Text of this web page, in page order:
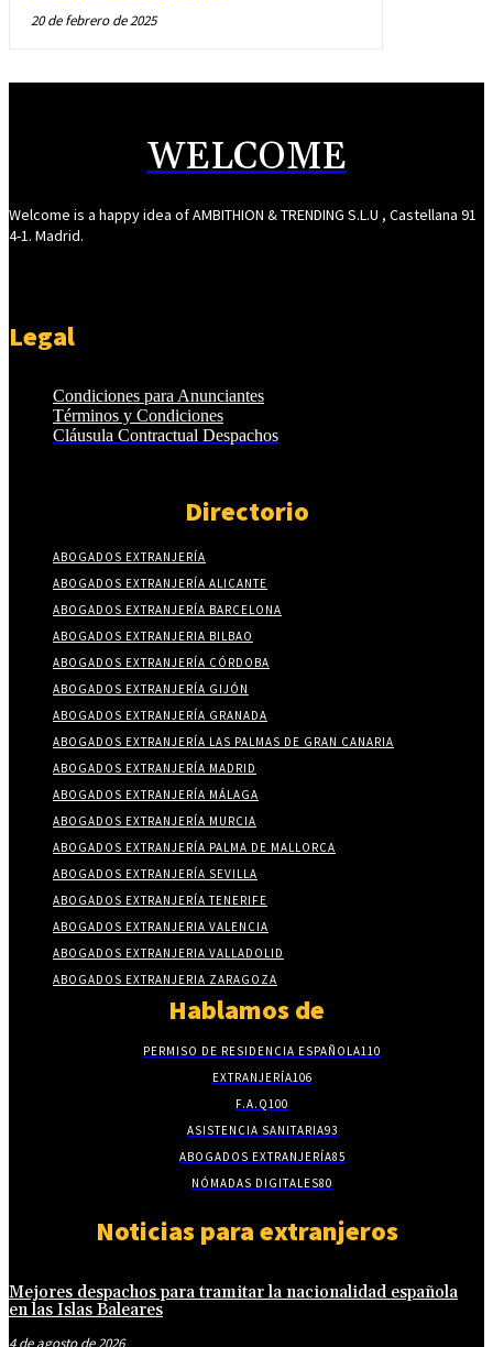
20 de febrero de 2025
WELCOME
Welcome is a happy idea of AMBITHION & TRENDING S.L.U , Castellana 91
4-1. Madrid.
Legal
Condiciones para Anunciantes
Términos y Condiciones
Cláusula Contractual Despachos
Directorio
ABOGADOS EXTRANJERÍA
ABOGADOS EXTRANJERÍA ALICANTE
ABOGADOS EXTRANJERÍA BARCELONA
ABOGADOS EXTRANJERIA BILBAO
ABOGADOS EXTRANJERÍA CÓRDOBA
ABOGADOS EXTRANJERÍA GIJÓN
ABOGADOS EXTRANJERÍA GRANADA
ABOGADOS EXTRANJERÍA LAS PALMAS DE GRAN CANARIA
ABOGADOS EXTRANJERÍA MADRID
ABOGADOS EXTRANJERÍA MÁLAGA
ABOGADOS EXTRANJERÍA MURCIA
ABOGADOS EXTRANJERÍA PALMA DE MALLORCA
ABOGADOS EXTRANJERÍA SEVILLA
ABOGADOS EXTRANJERÍA TENERIFE
ABOGADOS EXTRANJERIA VALENCIA
ABOGADOS EXTRANJERIA VALLADOLID
ABOGADOS EXTRANJERIA ZARAGOZA
Hablamos de
PERMISO DE RESIDENCIA ESPAÑOLA110
EXTRANJERÍA106
F.A.Q100
ASISTENCIA SANITARIA93
ABOGADOS EXTRANJERÍA85
NÓMADAS DIGITALES80
Noticias para extranjeros
Mejores despachos para tramitar la nacionalidad española
en las Islas Baleares
4 de agosto de 2026